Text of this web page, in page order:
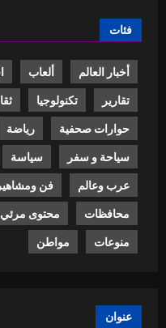
فئات
أخبار العالم ألعاب
تقارير تكنولوجيا
حوارات صحفية رياضة
سياحة و سفر سياسة
عرب وعالم فن ومشاهير
محافظات محتوى
منوعات مواطن
عنوان